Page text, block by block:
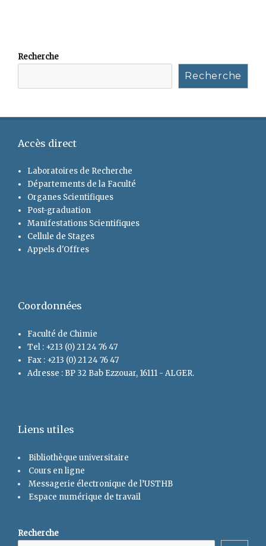
Recherche
Recherche
Accès direct
Laboratoires de Recherche
Départements de la Faculté
Organes Scientifiques
Post-graduation
Manifestations Scientifiques
Cellule de Stages
Appels d'Offres
Coordonnées
Faculté de Chimie
Tel : +213 (0) 21 24 76 47
Fax : +213 (0) 21 24 76 47
Adresse : BP 32 Bab Ezzouar, 16111 - ALGER.
Liens utiles
Bibliothèque universitaire
Cours en ligne
Messagerie électronique de l’USTHB
Espace numérique de travail
Recherche